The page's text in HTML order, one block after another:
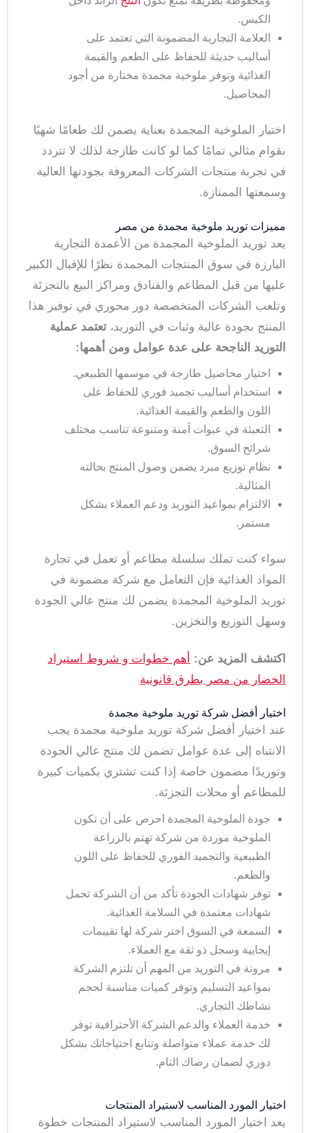
الكيس.
العلامة التجارية المضمونة التي تعتمد على
أساليب حديثة للحفاظ على الطعم والقيمة
الغذائية وتوفر ملوخية مجمدة مختارة من أجود
المحاصيل.
اختيار الملوخية المجمدة بعناية يضمن لك طعامًا شهيًا
بقوام مثالي تمامًا كما لو كانت طازجة لذلك لا تتردد
في تجربة منتجات الشركات المعروفة بجودتها العالية
وسمعتها الممتازة.
مميزات توريد ملوخية مجمدة من مصر
يعد توريد الملوخية المجمدة من الأعمدة التجارية
البارزة في سوق المنتجات المجمدة نظرًا للإقبال الكبير
عليها من قبل المطاعم والفنادق ومراكز البيع بالتجزئة
وتلعب الشركات المتخصصة دور محوري في توفير هذا
المنتج بجودة عالية وثبات في التوريد، تعتمد عملية
التوريد الناجحة على عدة عوامل ومن أهمها:
اختيار محاصيل طازجة في موسمها الطبيعي.
استخدام أساليب تجميد فوري للحفاظ على
اللون والطعم والقيمة الغذائية.
التعبئة في عبوات آمنة ومتنوعة تناسب مختلف
شرائح السوق.
نظام توزيع مبرد يضمن وصول المنتج بحالته
المثالية.
الالتزام بمواعيد التوريد ودعم العملاء بشكل
مستمر.
سواء كنت تملك سلسلة مطاعم أو تعمل في تجارة
المواد الغذائية فإن التعامل مع شركة مضمونة في
توريد الملوخية المجمدة يضمن لك منتج عالي الجودة
وسهل التوزيع والتخزين.
اكتشف المزيد عن:
أهم خطوات و شروط استيراد
الخضار من مصر بطرق قانونية
اختيار أفضل شركة توريد ملوخية مجمدة
عند اختيار أفضل شركة توريد ملوخية مجمدة يجب
الانتباه إلى عدة عوامل تضمن لك منتج عالي الجودة
وتوريدًا مضمون خاصة إذا كنت تشتري بكميات كبيرة
للمطاعم أو محلات التجزئة.
جودة الملوخية المجمدة احرص على أن تكون
الملوخية موردة من شركة تهتم بالزراعة
الطبيعية والتجميد الفوري للحفاظ على اللون
والطعم.
توفر شهادات الجودة تأكد من أن الشركة تحمل
شهادات معتمدة في السلامة الغذائية.
السمعة في السوق اختر شركة لها تقييمات
إيجابية وسجل ذو ثقة مع العملاء.
مرونة في التوريد من المهم أن تلتزم الشركة
بمواعيد التسليم وتوفر كميات مناسبة لحجم
نشاطك التجاري.
خدمة العملاء والدعم الشركة الأحترافية توفر
لك خدمة عملاء متواصلة وتتابع احتياجاتك بشكل
دوري لضمان رضاك التام.
اختيار المورد المناسب لاستيراد المنتجات
يعد اختيار المورد المناسب لاستيراد المنتجات خطوة